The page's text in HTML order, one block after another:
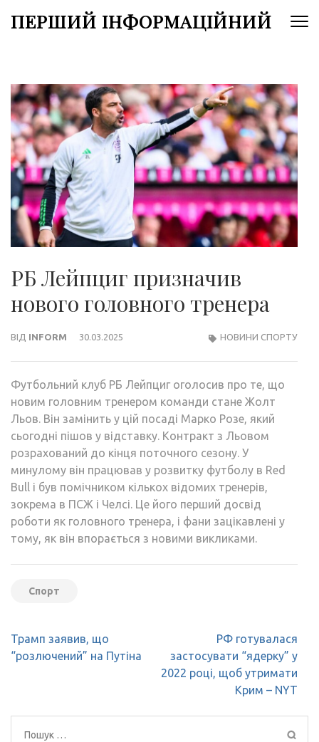
доПЕРШИЙ ІНФОРМАЦІЙНИЙ
РБ Лейпциг призначив
нового головного тренера
ВІД INFORM 30.03.2025 НОВИНИ СПОРТУ
Футбольний клуб РБ Лейпциг оголосив про те, що
новим головним тренером команди стане Жолт
Льов. Він замінить у цій посаді Марко Розе, який
сьогодні пішов у відставку. Контракт з Льовом
розрахований до кінця поточного сезону. У
минулому він працював у розвитку футболу в Red
Bull і був помічником кількох відомих тренерів,
зокрема в ПСЖ і Челсі. Це його перший досвід
роботи як головного тренера, і фани зацікавлені у
тому, як він впорається з новими викликами.
Спорт
Навігація
записів
Трамп заявив, що
“розлючений” на Путіна
РФ готувалася
застосувати “ядерку” у
2022 році, щоб утримати
Крим – NYT
Пошук: